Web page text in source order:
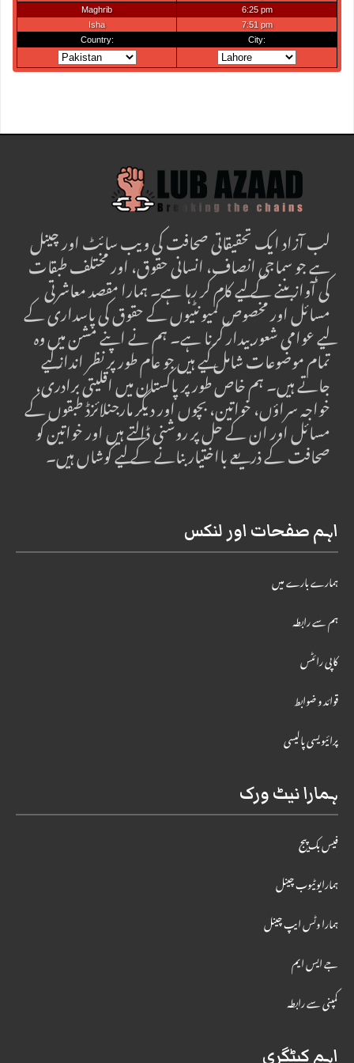
لب آزاد ایک تحقیقاتی صحافت کی ویب سائٹ اور چینل
ہے جو سماجی انصاف، انسانی حقوق، اور مختلف طبقات
کی آواز بننے کے لیے کام کر رہا ہے۔ ہمارا مقصد معاشرتی
مسائل اور مخصوص کمیونٹیوں کے حقوق کی پاسداری کے
لیے عوامی شعور بیدار کرنا ہے۔ ہم نے اپنے مشن میں وہ
تمام موضوعات شامل کیے ہیں جو عام طور پر نظر انداز کیے
جاتے ہیں۔ ہم خاص طور پر پاکستان میں اقلیتی برادری،
خواجہ سراؤں، خواتین، بچوں اور دیگر مارجنلائزڈ طبقوں کے
مسائل اور ان کے حل پر روشنی ڈالتے ہیں اور خواتین کو
صحافت کے ذریعے بااختیار بنانے کے لیے کوشاں ہیں۔
اہم صفحات اور لنکس
ہمارے بارے میں
ہم سے رابطہ
کاپی رائٹس
قوائد و ضوابط
پرائیویسی پالیسی
ہمارا نیٹ ورک
فیس بک پیج
ہمارایوٹیوب چینل
ہمارا وٹس ایپ چینل
جے ایس ایم
کمپنی سے رابطہ
اہم کیٹگری